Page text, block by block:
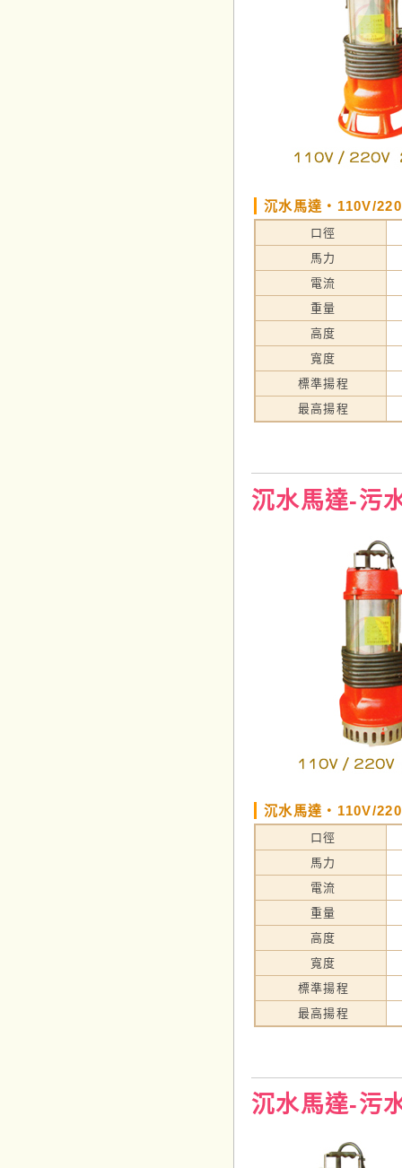
沉水馬達‧110V/
口徑
馬力
電流
重量
高度
寬度
標準揚程
最高揚程
沉水馬達-污
沉水馬達‧110V/
口徑
馬力
電流
重量
高度
寬度
標準揚程
最高揚程
沉水馬達-污